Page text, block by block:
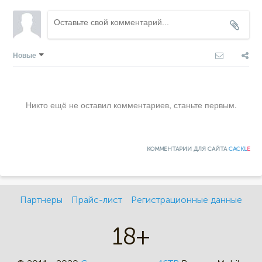
Новые
Никто ещё не оставил комментариев, станьте первым.
КОММЕНТАРИИ ДЛЯ САЙТАCACKLE
Партнеры Прайс-лист Регистрационные данные
18+